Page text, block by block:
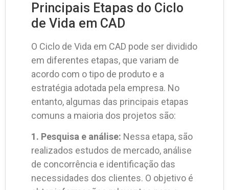
Principais Etapas do Ciclo
de Vida em CAD
O Ciclo de Vida em CAD pode ser dividido
em diferentes etapas, que variam de
acordo com o tipo de produto e a
estratégia adotada pela empresa. No
entanto, algumas das principais etapas
comuns a maioria dos projetos são:
1. Pesquisa e análise: Nessa etapa, são
realizados estudos de mercado, análise
de concorrência e identificação das
necessidades dos clientes. O objetivo é